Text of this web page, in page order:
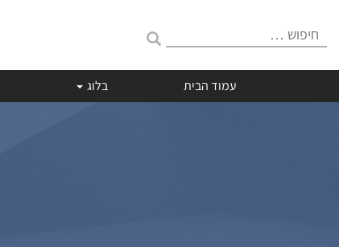
חיפוש:
עמוד הבית בלוג